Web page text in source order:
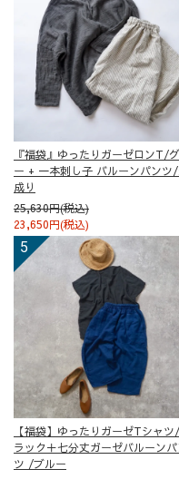
『福袋』ゆったりガーゼロンT/
ー + 一本刺し子 バルーンパンツ
成り
25,630円(税込)
23,650円(税込)
【福袋】ゆったりガーゼTシャ
ラック＋七分丈ガーゼバルーンパ
ツ /ブルー